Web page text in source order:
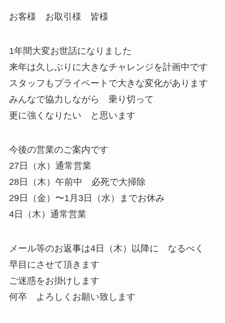
お客様 お取引様 皆様
1年間大変お世話になりました
来年は久しぶりに大きなチャレンジを計画中です
スタッフもプライベートで大きな変化があります
みんなで協力しながら 乗り切って
更に強くなりたい と思います
今後の営業のご案内です
27日（水）通常営業
28日（木）午前中 必死で大掃除
29日（金）〜1月3日（水）までお休み
4日（木）通常営業
メール等のお返事は4日（木）以降に なるべく
早目にさせて頂きます
ご迷惑をお掛けします
何卒 よろしくお願い致します